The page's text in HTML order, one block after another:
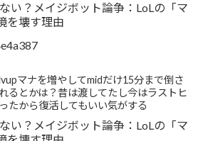
い？メイジボット論争：LoLの「マ
を壊す理由
マナを増やしてmidだけ15分まで倒さ
るとかは？昔は渡してたし今はラストヒ
たから復活してもいい気がする
い？メイジボット論争：LoLの「マ